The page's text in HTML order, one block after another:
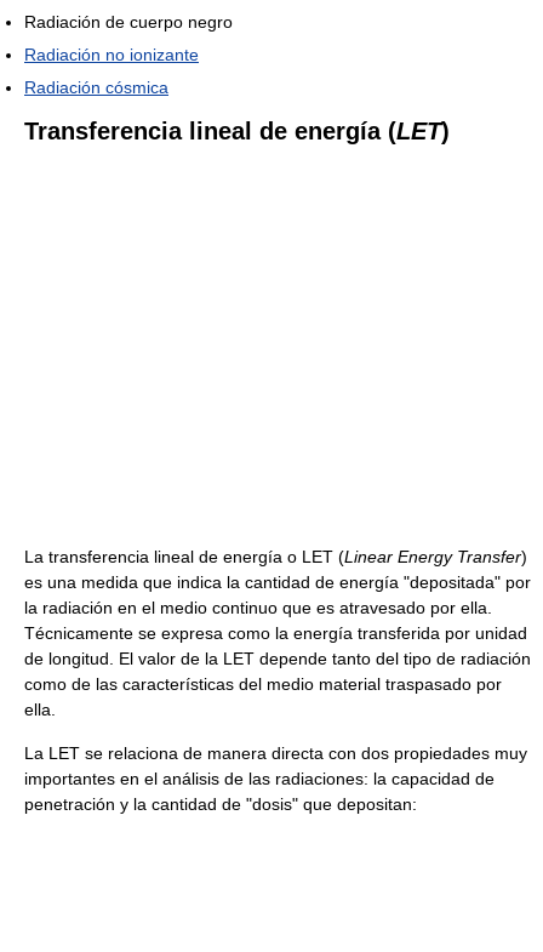
Radiación de cuerpo negro
Radiación no ionizante
Radiación cósmica
Transferencia lineal de energía (LET)
La transferencia lineal de energía o LET (Linear Energy Transfer)
es una medida que indica la cantidad de energía "depositada" por
la radiación en el medio continuo que es atravesado por ella.
Técnicamente se expresa como la energía transferida por unidad
de longitud. El valor de la LET depende tanto del tipo de radiación
como de las características del medio material traspasado por
ella.
La LET se relaciona de manera directa con dos propiedades muy
importantes en el análisis de las radiaciones: la capacidad de
penetración y la cantidad de "dosis" que depositan: